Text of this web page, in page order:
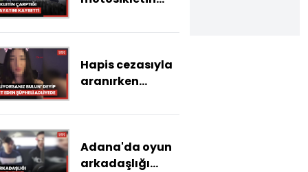
hayatını
yaralandı
Hapis cezasıyla
aranırken
bulun' deyip
eden şüpheli
adliyede
Adana'da oyun
arkadaşlığı